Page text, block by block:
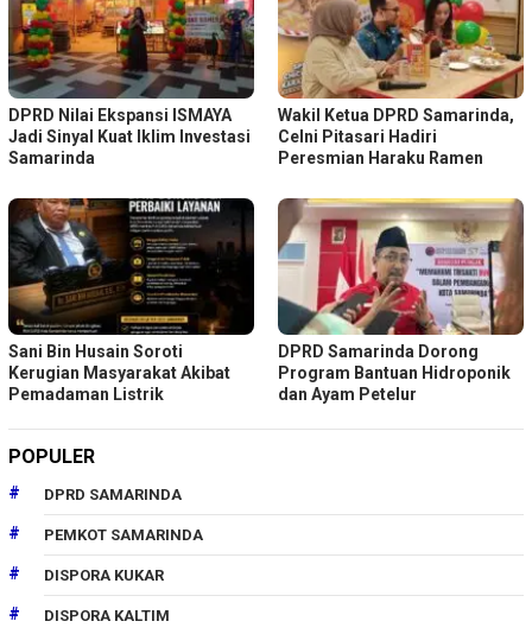
DPRD Nilai Ekspansi ISMAYA
Jadi Sinyal Kuat Iklim Investasi
Samarinda
Wakil Ketua DPRD Samarinda,
Celni Pitasari Hadiri
Peresmian Haraku Ramen
Sani Bin Husain Soroti
Kerugian Masyarakat Akibat
Pemadaman Listrik
DPRD Samarinda Dorong
Program Bantuan Hidroponik
dan Ayam Petelur
POPULER
DPRD SAMARINDA
PEMKOT SAMARINDA
DISPORA KUKAR
DISPORA KALTIM